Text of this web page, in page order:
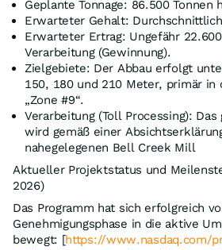
Geplante Tonnage: 86.500 Tonnen
Erwarteter Gehalt:
Erwarteter Ertrag: Ungefähr
Verarbeitung (Gewinnung).
Zielgebiete: Der Abbau erfolgt
150, 180 und 210 Meter, primär in
„Zone #9“.
Verarbeitung (Toll Processing):
wird gemäß einer
nahegelegenen Bell Creek Mill
Aktueller Projektstatus und
2026)
Das Programm hat sich erfolgreich
Genehmigungsphase in die aktive
bewegt: [https://www.nasdaq.com/